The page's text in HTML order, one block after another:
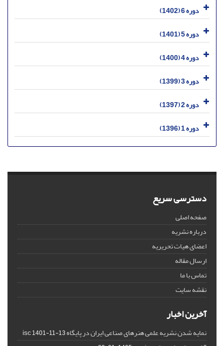
دوره 6 (1402)
دوره 5 (1401)
دوره 4 (1400)
دوره 3 (1399)
دوره 2 (1397)
دوره 1 (1396)
دسترسی سریع
صفحه اصلی
درباره نشریه
اعضای هیات تحریریه
ارسال مقاله
تماس با ما
نقشه سایت
آخرین اخبار
نمایه شدن نشریه علمی هنرهای صناعی ایران در پایگاه isc1401-11-13